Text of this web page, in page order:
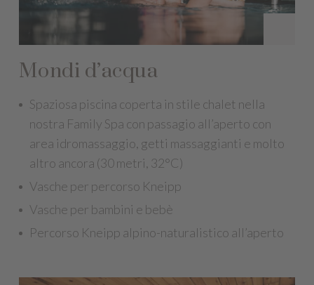
Mondi d’acqua
Spaziosa piscina coperta in stile chalet nella
nostra Family Spa con passagio all’aperto con
area idromassaggio, getti massaggianti e molto
altro ancora (30 metri, 32°C)
Vasche per percorso Kneipp
Vasche per bambini e bebè
Percorso Kneipp alpino-naturalistico all’aperto